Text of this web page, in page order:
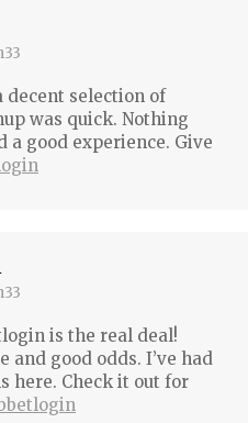
decent selection of
was quick. Nothing
a good experience. Give
is the real deal!
and good odds. I’ve had
here. Check it out for